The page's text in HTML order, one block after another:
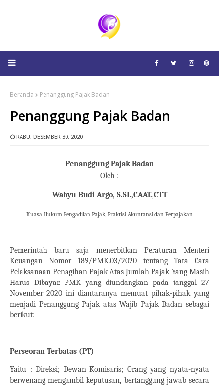
Beranda Penanggung Pajak Badan
Penanggung Pajak Badan
RABU, DESEMBER 30, 2020
Penanggung Pajak Badan
Oleh :
Wahyu Budi Argo, S.SI.,CAAT.,CTT
Kuasa Hukum Pengadilan Pajak, Praktisi Akuntansi dan Perpajakan
Pemerintah baru saja menerbitkan Peraturan Menteri
Keuangan Nomor 189/PMK.03/2020 tentang Tata Cara
Pelaksanaan Penagihan Pajak Atas Jumlah Pajak Yang Masih
Harus Dibayar. PMK yang diundangkan pada tanggal 27
November 2020 ini diantaranya memuat pihak-pihak yang
menjadi Penanggung Pajak atas Wajib Pajak Badan sebagai
berikut:
Perseoran Terbatas (PT)
Yaitu : Direksi; Dewan Komisaris; Orang yang nyata-nyata
berwenang mengambil keputusan, bertanggung jawab secara